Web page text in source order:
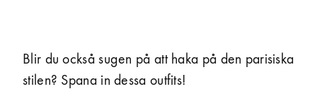
Blir du också sugen på att haka på den parisiska
stilen? Spana in dessa outfits!